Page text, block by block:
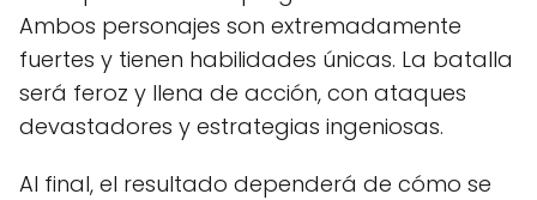
Ambos personajes son extremadamente
fuertes y tienen habilidades únicas. La batalla
será feroz y llena de acción, con ataques
devastadores y estrategias ingeniosas.
Al final, el resultado dependerá de cómo se